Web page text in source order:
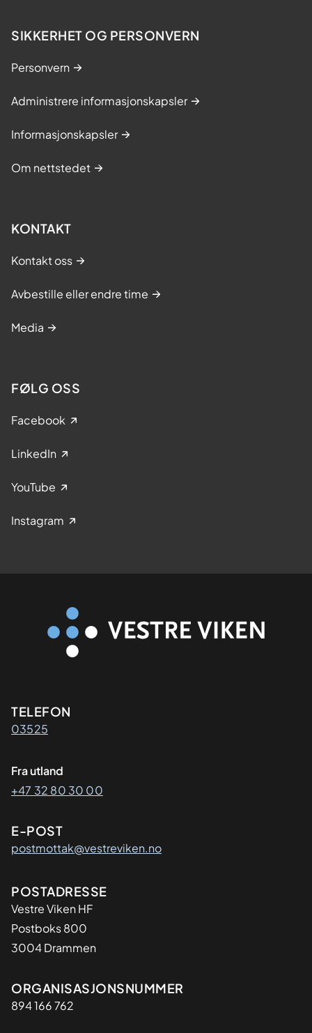
SIKKERHET OG PERSONVERN
Personvern
Administrere informasjonskapsler
Informasjonskapsler
Om nettstedet
KONTAKT
Kontakt oss
Avbestille eller endre time
Media
FØLG OSS
Facebook
LinkedIn
YouTube
Instagram
Kontaktinformasjon
TELEFON
03525
Fra utland
+47 32 80 30 00
E-POST
postmottak@vestreviken.no
Adresse
POSTADRESSE
Vestre Viken HF
Postboks 800
3004 Drammen
Organisasjon
ORGANISASJONSNUMMER
894 166 762